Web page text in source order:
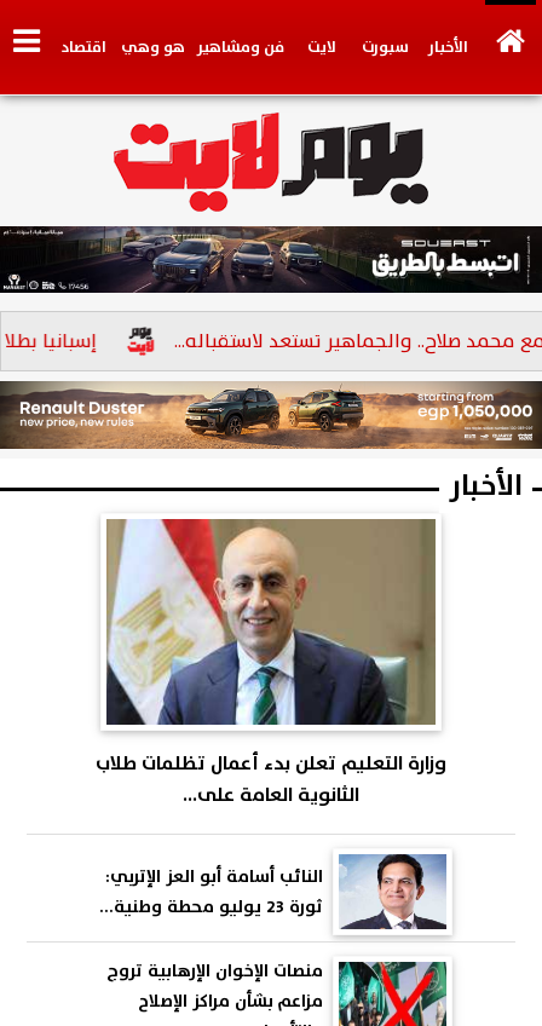
الأخبار سبورت لايت فن ومشاهير هو وهي اقتصاد
وجهات نظر فيديو سيارات
إسبانيا بطلا صلاح.. والجماهير تستعد لاستقباله...
الأخبار
وزارة التعليم تعلن بدء أعمال تظلمات طلاب
الثانوية العامة على...
النائب أسامة أبو العز الإتربي:
ثورة 23 يوليو محطة وطنية...
منصات الإخوان الإرهابية تروج
مزاعم بشأن مراكز الإصلاح